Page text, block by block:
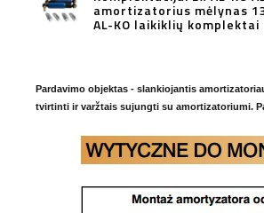
amortizatorius mėlynas
AL-KO laikiklių komplektai
Pardavimo objektas - slankiojantis
tvirtinti ir varžtais sujungti su amortizatoriumi.